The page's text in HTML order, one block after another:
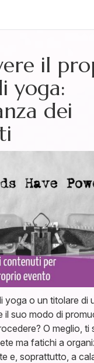
il
yoga:
dei
yoga o un titolare di
il suo modo di
O meglio, ti
ma fatichi a
e, soprattutto, a